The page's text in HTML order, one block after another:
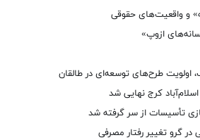
و واقعیت‌های حقوقی
ازوپ»
اولویت طرح‌های توسعه‌ای در طالقان
کرج نهایی شد
تأسیسات از سر گرفته شد
گرو تغییر رفتار مصرفی